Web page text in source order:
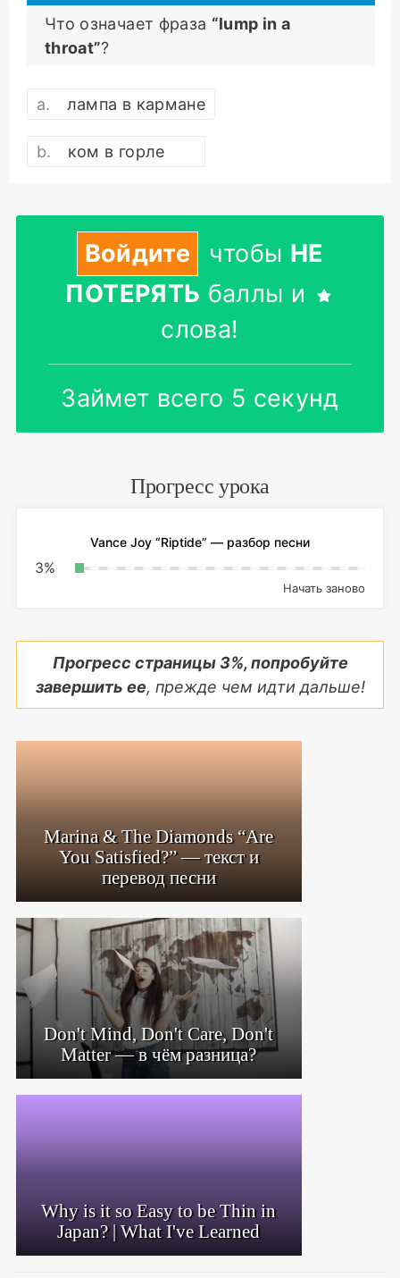
Что означает фраза “lump in a
throat”?
лампа в кармане
ком в горле
Войдите чтобы НЕ
ПОТЕРЯТЬ баллы и
слова!
Займет всего 5 секунд
Прогресс урока
Vance Joy “Riptide” — разбор песни
3%
Начать заново
Прогресс страницы3%, попробуйте
завершить ее, прежде чем идти дальше!
Marina & The Diamonds “Are
You Satisfied?” — текст и
перевод песни
Don't Mind, Don't Care, Don't
Matter — в чём разница?
Why is it so Easy to be Thin in
Japan? | What I've Learned